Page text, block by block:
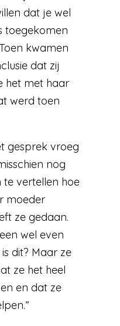
dat je wel
toegekomen
kwamen
dat zij
het met haar
werd toen
gesprek vroeg
nog
te vertellen hoe
moeder
ze gedaan.
wel even
dit? Maar ze
ze het heel
en dat ze